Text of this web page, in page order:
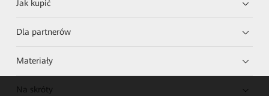
Jak kupić
Dla partnerów
Materiały
Na skróty